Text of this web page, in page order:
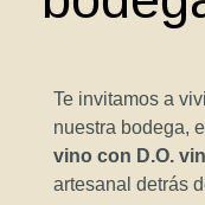
Te invitamos a
nuestra bodega,
vino con D.O.
artesanal detrás